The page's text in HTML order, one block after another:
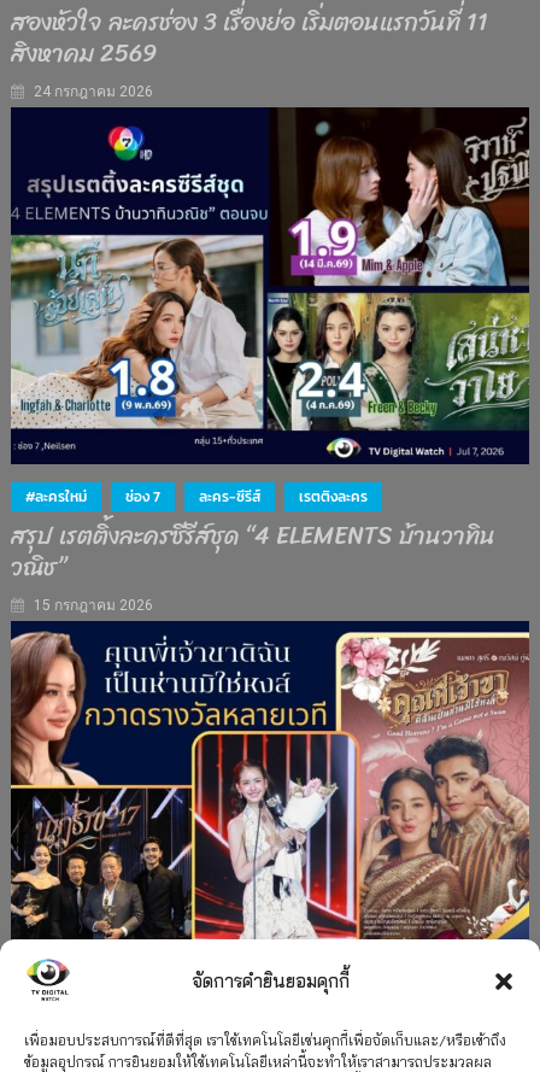
จัดการคำยินยอมคุกกี้
เพื่อมอบประสบการณ์ที่ดีที่สุด เราใช้เทคโนโลยีเช่นคุกกี้เพื่อจัดเก็บและ/หรือเข้าถึง
ข้อมูลอุปกรณ์ การยินยอมให้ใช้เทคโนโลยีเหล่านี้จะทำให้เราสามารถประมวลผล
สองหัวใจ ละครช่อง 3 เรื่องย่อ เริ่มตอนแรกวันที่ 11
สิงหาคม 2569
24 กรกฎาคม 2026
#ละครใหม่ ช่อง 7 ละคร-ซีรีส์ เรตติงละคร
สรุป เรตติ้งละครซีรีส์ชุด “4 ELEMENTS บ้านวาทิน
วณิช”
15 กรกฎาคม 2026
”คุณพี่เจ้าขาดิฉันเป็นห่านมิใช่หงส์” กวาดรางวัล